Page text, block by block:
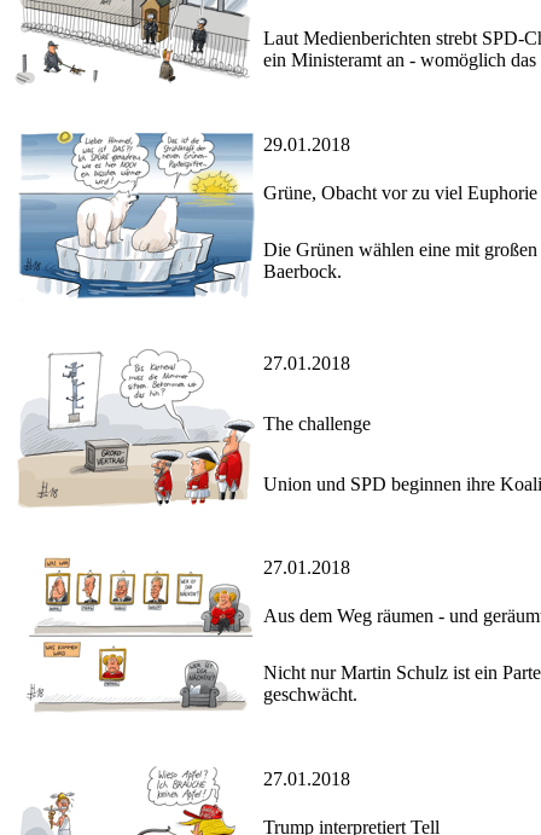
Laut Medienberichten strebt SPD-
ein Ministeramt an - womöglich
29.01.2018
Grüne, Obacht vor zu viel Euphorie
Die Grünen wählen eine mit
Baerbock.
27.01.2018
The challenge
Union und SPD beginnen ihre
27.01.2018
Aus dem Weg räumen - und
Nicht nur Martin Schulz ist ein
geschwächt.
27.01.2018
Trump interpretiert Tell